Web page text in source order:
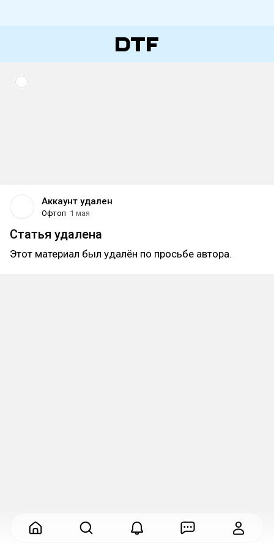
Аккаунт удален
Офтоп 1 мая
Статья удалена
Этот материал был удалён по просьбе автора.